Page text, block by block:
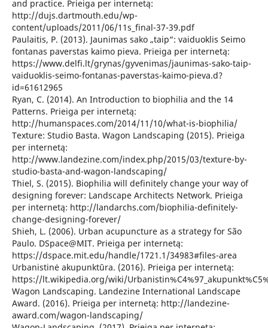
and practice. Prieiga per internetą:
http://dujs.dartmouth.edu/wp-
content/uploads/2011/06/11s_final-37-39.pdf
Paulaitis, P. (2013). Jaunimas sako „taip“: vaiduoklis Seimo
fontanas paverstas kaimo pieva. Prieiga per internetą:
https://www.delfi.lt/grynas/gyvenimas/jaunimas-sako-taip-
vaiduoklis-seimo-fontanas-paverstas-kaimo-pieva.d?
id=61612965
Ryan, C. (2014). An Introduction to biophilia and the 14
Patterns. Prieiga per internetą:
http://humanspaces.com/2014/11/10/what-is-biophilia/
Texture: Studio Basta. Wagon Landscaping (2015). Prieiga
per internetą:
http://www.landezine.com/index.php/2015/03/texture-by-
studio-basta-and-wagon-landscaping/
Thiel, S. (2015). Biophilia will definitely change your way of
designing forever: Landscape Architects Network. Prieiga
per internetą: http://landarchs.com/biophilia-definitely-
change-designing-forever/
Shieh, L. (2006). Urban acupuncture as a strategy for São
Paulo. DSpace@MIT. Prieiga per internetą:
https://dspace.mit.edu/handle/1721.1/34983#files-area
Urbanistinė akupunktūra. (2016). Prieiga per internetą:
https://lt.wikipedia.org/wiki/
Wagon Landscaping. Landezine International Landscape
Award. (2016). Prieiga per internetą: http://landezine-
award.com/wagon-landscaping/